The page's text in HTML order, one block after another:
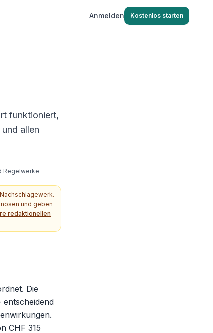
Anmelden Kostenlos starten
funktioniert,
allen
Regelwerke
und geben
redaktionellen
Die
entscheidend
CHF 315